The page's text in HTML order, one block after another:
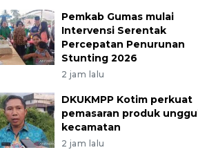
Pemkab Gumas mulai
Intervensi Serentak
Percepatan Penurunan
Stunting 2026
2 jam lalu
DKUKMPP Kotim perkuat
pemasaran produk
kecamatan
2 jam lalu